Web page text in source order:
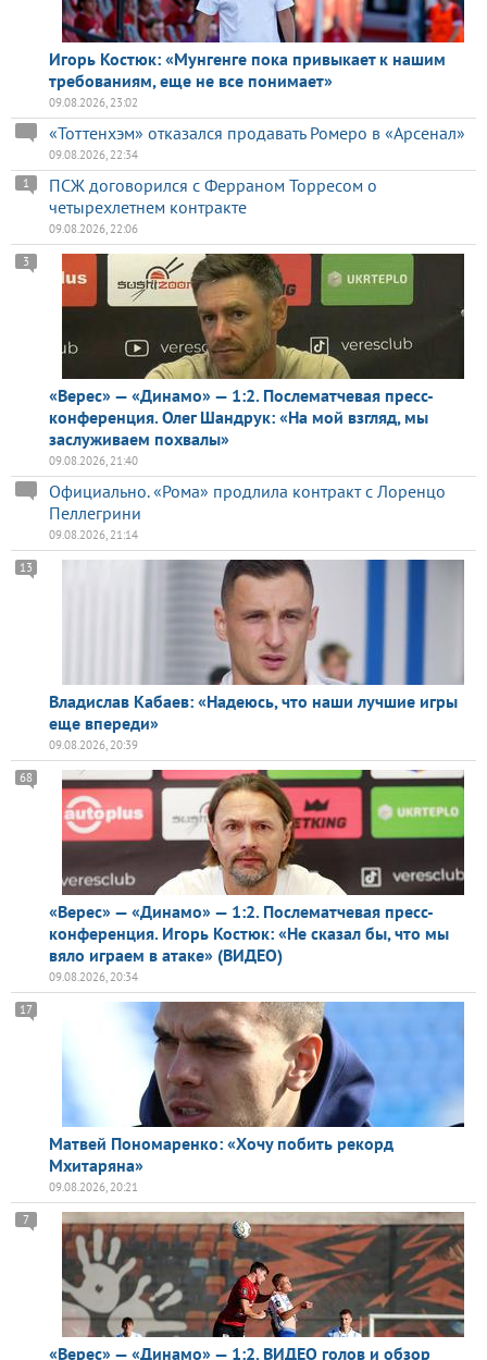
Игорь Костюк: «Мунгенге пока привыкает к нашим
требованиям, еще не все понимает»
09.08.2026, 23:02
«Тоттенхэм» отказался продавать Ромеро в «Арсенал»
09.08.2026, 22:34
ПСЖ договорился с Ферраном Торресом о
четырехлетнем контракте
1
09.08.2026, 22:06
«Верес» — «Динамо» — 1:2. Послематчевая пресс-
конференция. Олег Шандрук: «На мой взгляд, мы
заслуживаем похвалы»
3
09.08.2026, 21:40
Официально. «Рома» продлила контракт с Лоренцо
Пеллегрини
09.08.2026, 21:14
Владислав Кабаев: «Надеюсь, что наши лучшие игры
еще впереди»
13
09.08.2026, 20:39
«Верес» — «Динамо» — 1:2. Послематчевая пресс-
конференция. Игорь Костюк: «Не сказал бы, что мы
вяло играем в атаке» (ВИДЕО)
68
09.08.2026, 20:34
Матвей Пономаренко: «Хочу побить рекорд
Мхитаряна»
17
09.08.2026, 20:21
«Верес» — «Динамо» — 1:2. ВИДЕО голов и обзор
7